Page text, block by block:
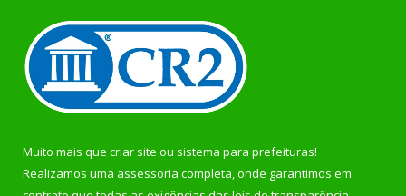
Muito mais que criar site ou sistema para prefeituras!
Realizamos uma assessoria completa, onde garantimos em